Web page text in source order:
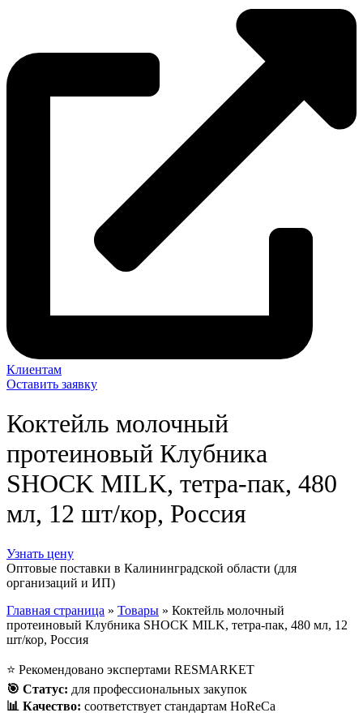
Клиентам
Оставить заявку
Коктейль молочный
протеиновый Клубника
SHOCK MILK, тетра-пак, 480
мл, 12 шт/кор, Россия
Узнать цену
Оптовые поставки в Калининградской области (для
организаций и ИП)
Главная страница » Товары » Коктейль молочный
протеиновый Клубника SHOCK MILK, тетра-пак, 480 мл, 12
шт/кор, Россия
⭐ Рекомендовано экспертами RESMARKET
🎯 Статус: для профессиональных закупок
📊 Качество: соответствует стандартам HoReCa